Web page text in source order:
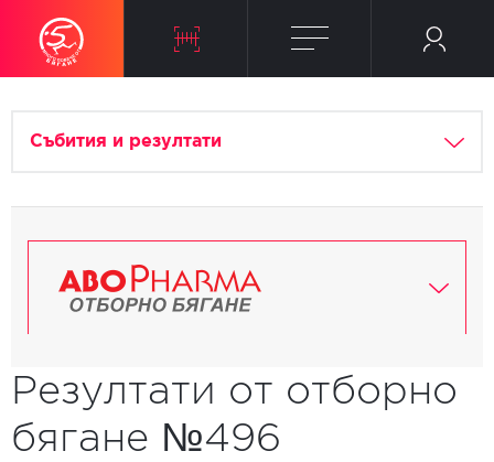
Събития и резултати
Резултати от отборно
бягане №496